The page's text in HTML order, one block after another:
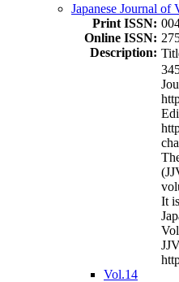
Japanese Journal of
Print ISSN:
Online ISSN:
Description:
It
Vol.14